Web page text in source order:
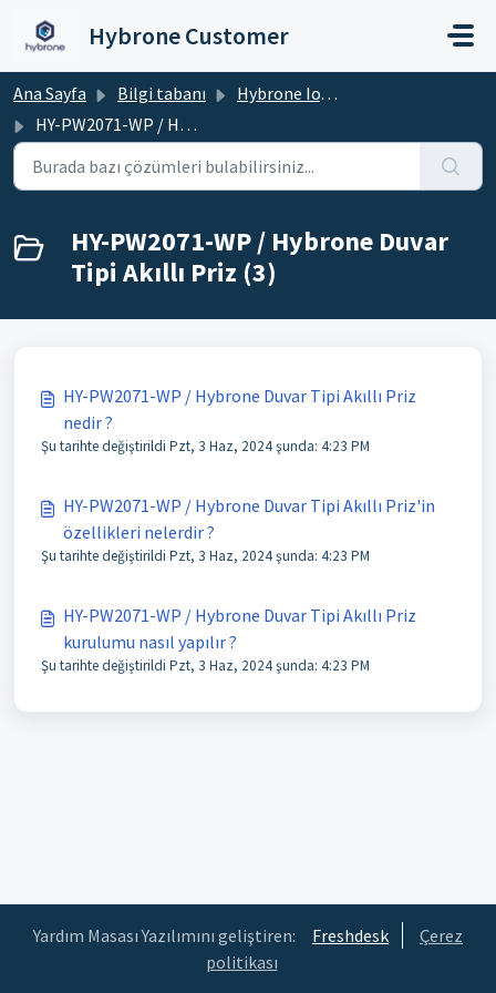
Hybrone Customer
Ana Sayfa Bilgi tabanı
Hybrone IoT Cihazlar
HY-PW2071-WP / Hybrone Duvar Tipi Akıllı Priz
HY-PW2071-WP / Hybrone Duvar
Tipi Akıllı Priz (3)
HY-PW2071-WP / Hybrone Duvar Tipi Akıllı Priz
nedir ?
Şu tarihte değiştirildi Pzt, 3 Haz, 2024 şunda: 4:23 PM
HY-PW2071-WP / Hybrone Duvar Tipi Akıllı Priz'in
özellikleri nelerdir ?
Şu tarihte değiştirildi Pzt, 3 Haz, 2024 şunda: 4:23 PM
HY-PW2071-WP / Hybrone Duvar Tipi Akıllı Priz
kurulumu nasıl yapılır ?
Şu tarihte değiştirildi Pzt, 3 Haz, 2024 şunda: 4:23 PM
Yardım Masası Yazılımını geliştiren: Freshdesk
Çerez
politikası